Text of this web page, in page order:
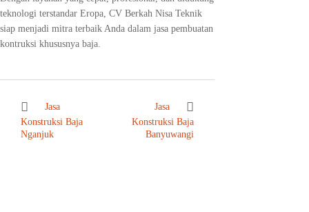
teknologi terstandar Eropa, CV Berkah Nisa Teknik
siap menjadi mitra terbaik Anda dalam jasa pembuatan
kontruksi khususnya baja.
Jasa
Konstruksi Baja
Nganjuk
Jasa
Konstruksi Baja
Banyuwangi